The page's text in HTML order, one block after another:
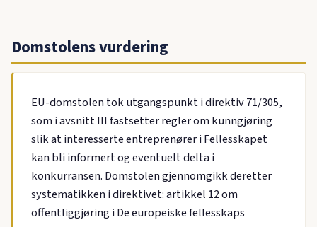
Domstolens vurdering
EU-domstolen tok utgangspunkt i direktiv 71/305,
som i avsnitt III fastsetter regler om kunngjøring
slik at interesserte entreprenører i Fellesskapet
kan bli informert og eventuelt delta i
konkurransen. Domstolen gjennomgikk deretter
systematikken i direktivet: artikkel 12 om
offentliggjøring i De europeiske fellesskaps